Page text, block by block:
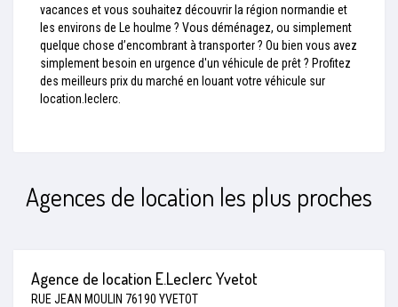
vacances et vous souhaitez découvrir la région normandie et
les environs de Le houlme ? Vous déménagez, ou simplement
quelque chose d’encombrant à transporter ? Ou bien vous avez
simplement besoin en urgence d'un véhicule de prêt ? Profitez
des meilleurs prix du marché en louant votre véhicule sur
location.leclerc.
Agences de location les plus proches
Agence de location E.Leclerc Yvetot
RUE JEAN MOULIN 76190 YVETOT